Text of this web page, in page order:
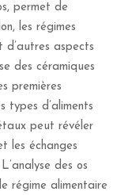
permet de
les régimes
d’autres aspects
des céramiques
premières
types d’aliments
peut révéler
les échanges
des os
régime alimentaire